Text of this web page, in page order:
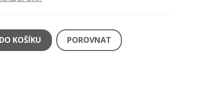
KOŠÍKU POROVNAT